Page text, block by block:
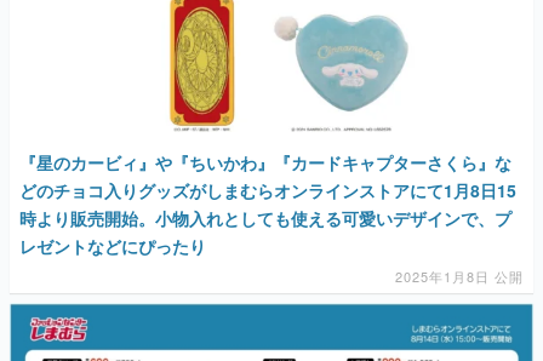
『星のカービィ』や『ちいかわ』『カードキャプターさくら』な
どのチョコ入りグッズがしまむらオンラインストアにて1月8日15
時より販売開始。小物入れとしても使える可愛いデザインで、プ
レゼントなどにぴったり
2025年1月8日 公開